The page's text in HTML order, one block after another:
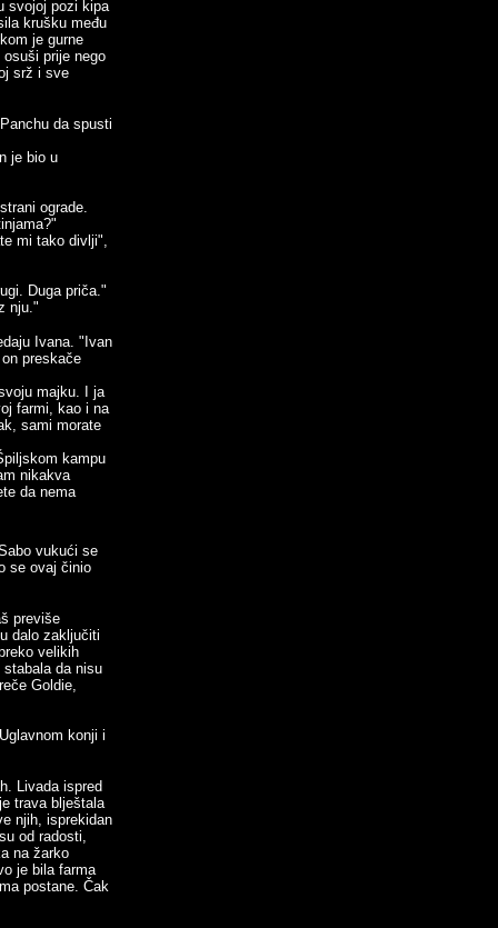
svojoj pozi kipa
krušku među
je gurne
prije nego
srž i sve
da spusti
je bio u
ograde.
mi tako divlji",
Duga priča."
nju."
Ivana. "Ivan
preskače
majku. I ja
farmi, kao i na
sami morate
kampu
nikakva
da nema
vukući se
se ovaj činio
previše
dalo zaključiti
velikih
da nisu
Goldie,
konji i
Livada ispred
trava blještala
njih, isprekidan
od radosti,
na žarko
je bila farma
postane. Čak